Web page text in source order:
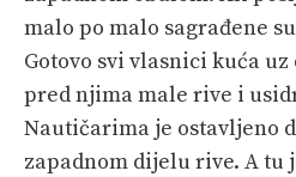
malo po malo sagrađene
Gotovo svi vlasnici kuća
pred njima male rive i
Nautičarima je ostavljeno
zapadnom dijelu rive. A tu